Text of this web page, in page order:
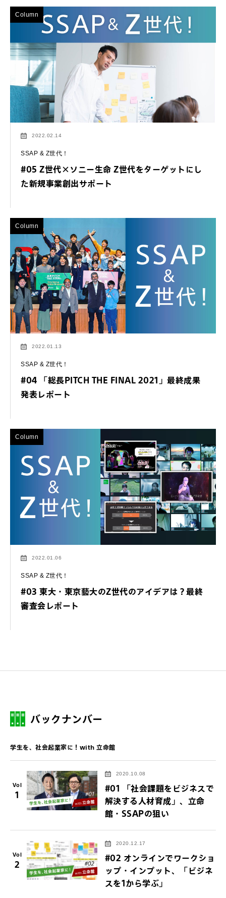
Column
2022.02.14
SSAP & Z世代！
#05 Z世代×ソニー生命 Z世代をターゲットにし
た新規事業創出サポート
Column
2022.01.13
SSAP & Z世代！
#04 「総長PITCH THE FINAL 2021」最終成果
発表レポート
Column
2022.01.06
SSAP & Z世代！
#03 東大・東京藝大のZ世代のアイデアは？最終
審査会レポート
バックナンバー
学生を、社会起業家に！with 立命館
Vol
1
2020.10.08
#01 「社会課題をビジネスで
解決する人材育成」、立命
館・SSAPの狙い
Vol
2
2020.12.17
#02 オンラインでワークショ
ップ・インプット、「ビジネ
スを1から学ぶ」